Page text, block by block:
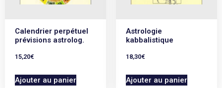
Calendrier perpétuel
prévisions astrolog.
15,20€
Ajouter au panier
Astrologie
kabbalistique
18,30€
Ajouter au panier